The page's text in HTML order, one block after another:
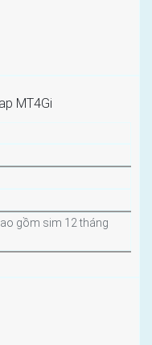
MT4Gi
gồm sim 12 tháng